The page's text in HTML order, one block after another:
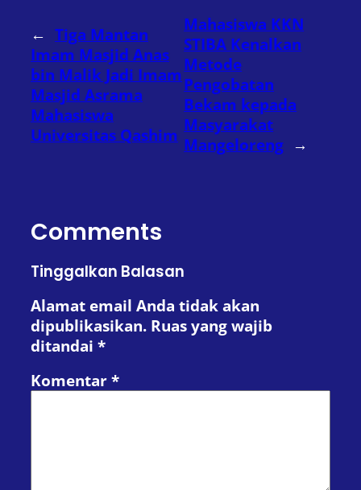
← Tiga Mantan
Imam Masjid Anas
bin Malik Jadi Imam
Masjid Asrama
Mahasiswa
Universitas Qashim
Mahasiswa KKN
STIBA Kenalkan
Metode
Pengobatan
Bekam kepada
Masyarakat
Mangeloreng →
Comments
Tinggalkan Balasan
Alamat email Anda tidak akan
dipublikasikan. Ruas yang wajib
ditandai *
Komentar *